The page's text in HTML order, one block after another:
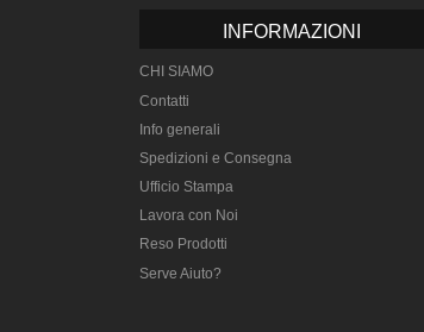
INFORMAZIONI
CHI SIAMO
Contatti
Info generali
Spedizioni e Consegna
Ufficio Stampa
Lavora con Noi
Reso Prodotti
Serve Aiuto?